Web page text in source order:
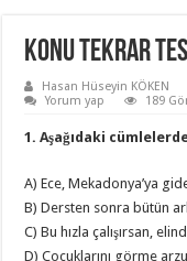
KONU TEKRAR
Hasan Hüseyin KÖKEN
Yorum yap
189
1. Aşağıdaki
A) Ece, Mekadonya’ya
B) Dersten sonra bütün
C) Bu hızla çalışırsan,
D) Çocuklarını görme